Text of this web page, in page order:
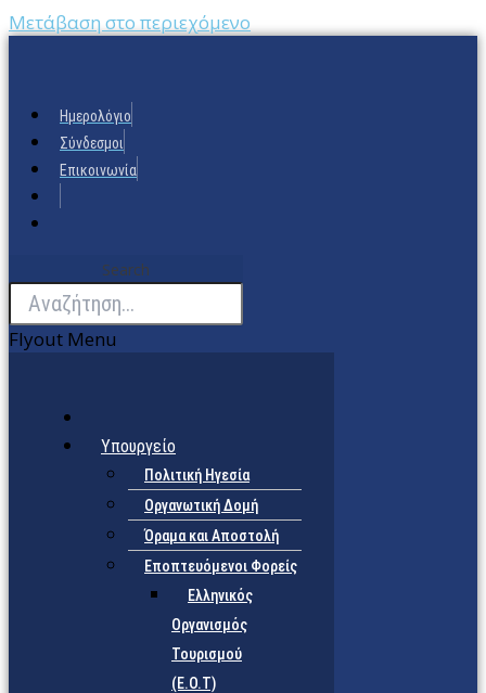
Μετάβαση στο περιεχόμενο
Ημερολόγιο
Σύνδεσμοι
Επικοινωνία
Search
Flyout Menu
Υπουργείο
Πολιτική Ηγεσία
Οργανωτική Δομή
Όραμα και Αποστολή
Εποπτευόμενοι Φορείς
Eλληνικός
Οργανισμός
Τουρισμού
(Ε.Ο.Τ)